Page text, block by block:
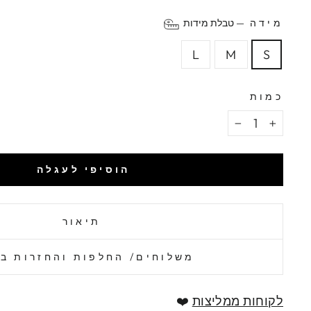
מידה — טבלת מידות
S
M
L
כמות
− +
הוסיפי לעגלה
תיאור
משלוחים/ החלפות והחזרות
לקוחות ממליצות ❤️